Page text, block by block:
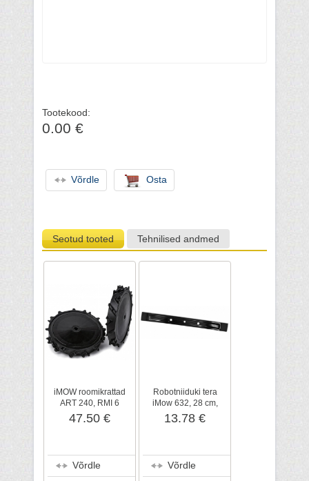
Tootekood:
0.00 €
Võrdle Osta
Seotud tooted Tehnilised andmed
iMOW roomikrattad
ART 240, RMI 6
seeria, STIHL
47.50 €
Võrdle
Robotniiduki tera
iMow 632, 28 cm,
STIHL
13.78 €
Võrdle